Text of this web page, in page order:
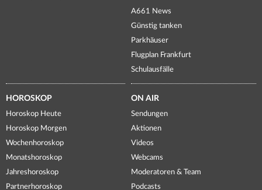
A661 News
Günstig tanken
Parkhäuser
Flugplan Frankfurt
Schulausfälle
HOROSKOP
Horoskop Heute
Horoskop Morgen
Wochenhoroskop
Monatshoroskop
Jahreshoroskop
Partnerhoroskop
ON AIR
Sendungen
Aktionen
Videos
Webcams
Moderatoren & Team
Podcasts